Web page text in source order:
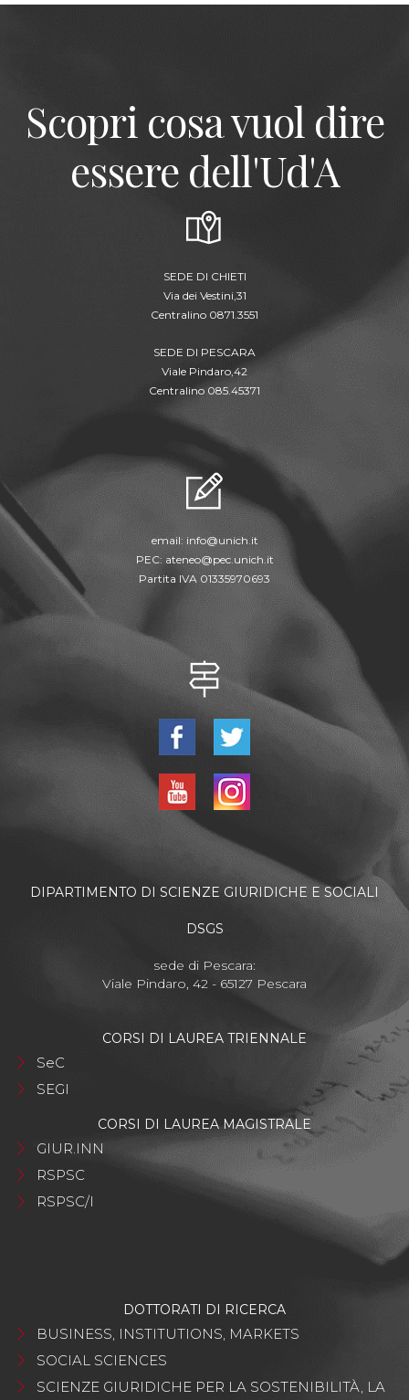
Scopri cosa vuol dire
essere dell'Ud'A
SEDE DI CHIETI
Via dei Vestini,31
Centralino 0871.3551
SEDE DI PESCARA
Viale Pindaro,42
Centralino 085.45371
email: info@unich.it
PEC:ateneo@pec.unich.it
Partita IVA 01335970693
DIPARTIMENTO DI SCIENZE GIURIDICHE E SOCIALI
DSGS
sede di Pescara:
Viale Pindaro, 42 - 65127 Pescara
CORSI DI LAUREA TRIENNALE
SeC
SEGI
CORSI DI LAUREA MAGISTRALE
GIUR.INN
RSPSC
RSPSC/I
DOTTORATI DI RICERCA
BUSINESS, INSTITUTIONS, MARKETS
SOCIAL SCIENCES
SCIENZE GIURIDICHE PER LA SOSTENIBILITÀ, LA